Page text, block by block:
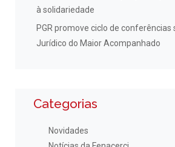
à solidariedade
PGR promove ciclo de conferências
Jurídico do Maior Acompanhado
Categorias
Novidades